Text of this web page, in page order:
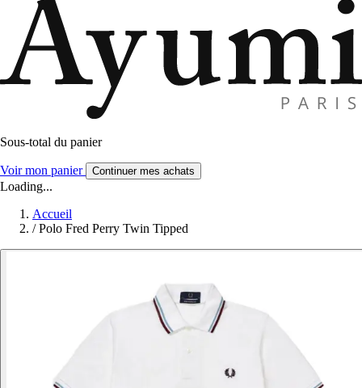
Sous-total du panier
Voir mon panier Continuer mes achats
Loading...
Accueil
/ Polo Fred Perry Twin Tipped